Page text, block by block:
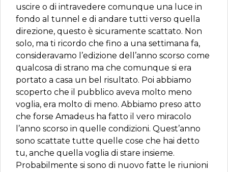
uscire o di intravedere comunque una luce in
fondo al tunnel e di andare tutti verso quella
direzione, questo è sicuramente scattato. Non
solo, ma ti ricordo che fino a una settimana fa,
consideravamo l’edizione dell’anno scorso come
qualcosa di strano ma che comunque si era
portato a casa un bel risultato. Poi abbiamo
scoperto che il pubblico aveva molto meno
voglia, era molto di meno. Abbiamo preso atto
che forse Amadeus ha fatto il vero miracolo
l’anno scorso in quelle condizioni. Quest’anno
sono scattate tutte quelle cose che hai detto
tu, anche quella voglia di stare insieme.
Probabilmente si sono di nuovo fatte le riunioni